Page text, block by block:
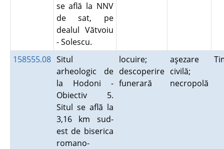
se află la NNV
de sat, pe
dealul Vătvoiu
- Solescu.
158555.08 Situl
arheologic de
la Hodoni -
Obiectiv 5.
Situl se află la
3,16 km sud-
est de biserica
romano-
locuire;
descoperire
funerară
aşezare
civilă;
necropolă